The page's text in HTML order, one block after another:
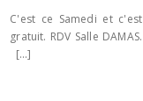
C'est ce Samedi et c'est
gratuit. RDV Salle DAMAS.
[...]